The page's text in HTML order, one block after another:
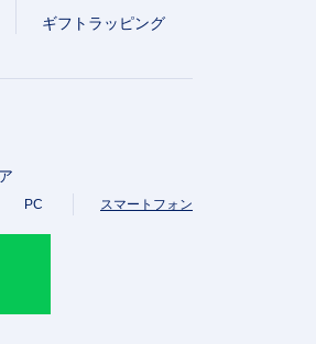
ギフトラッピング
PC スマートフォン